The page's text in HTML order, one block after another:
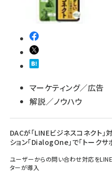
マーケティング／広告
解説／ノウハウ
DACが「LINEビジネスコネクト」
ション「DialogOne」で「トークサ
ユーザーからの問い合わせ対応を
ターが導入